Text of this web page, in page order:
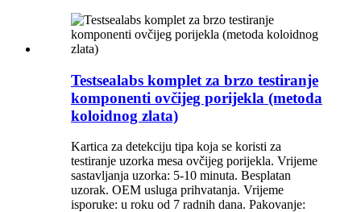
Testsealabs komplet za brzo testiranje
komponenti ovčijeg porijekla (metoda
koloidnog zlata)
Kartica za detekciju tipa koja se koristi za
testiranje uzorka mesa ovčijeg porijekla. Vrijeme
sastavljanja uzorka: 5-10 minuta. Besplatan
uzorak. OEM usluga prihvatanja. Vrijeme
isporuke: u roku od 7 radnih dana. Pakovanje: